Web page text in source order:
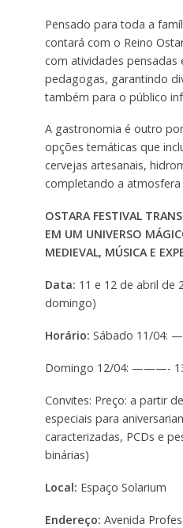
Pensado para toda a
contará com o Reino
com atividades
pedagogas, garantindo
também para o público
A gastronomia é outro
opções temáticas que
cervejas artesanais,
completando a atmosfera
OSTARA FESTIVAL
EM UM UNIVERSO
MEDIEVAL, MÚSICA E
Data: 11 e 12 de abril de
domingo)
Horário: Sábado 11/04:
Domingo 12/04: ———-
Convites: Preço: a partir
especiais para
caracterizadas, PCDs e
binárias)
Local: Espaço Solarium
Endereço: Avenida